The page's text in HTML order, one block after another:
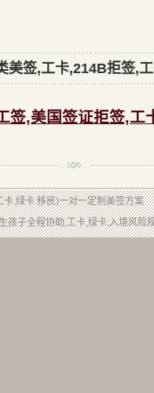
美签,工卡,214B拒签,
签,美国签证拒签,工
.绿卡.移民)一对一定制美签方案
孩子全程协助,工卡,绿卡,入境风险